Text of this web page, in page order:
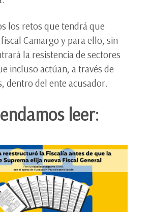
los retos que tendrá que
Camargo y para ello, sin
la resistencia de sectores
incluso actúan, a través de
dentro del ente acusador.
leer: